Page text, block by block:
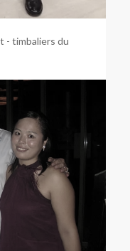
- timbaliers du